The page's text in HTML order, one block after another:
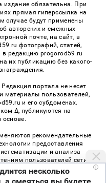
издание обязательна. При
прямая гиперссылка на
случае будут применены
авторских и смежных
почте, на сайт, в
фотографий, статей,
редакцию progorod59.ru
их публикацию без какого-
портала не несет
материалы пользователей,
и его субдоменах.
Δ, публикуются на
основе.
рекомендательные
предоставления
и анализа
пользователей сети
Российской
рекомендательных
i
несколько